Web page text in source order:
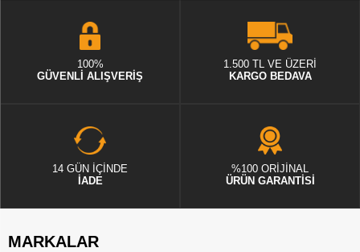
100%
GÜVENLİ ALIŞVERİŞ
1.500 TL VE ÜZERİ
KARGO BEDAVA
14 GÜN İÇİNDE
İADE
%100 ORİJİNAL
ÜRÜN GARANTİSİ
MARKALAR